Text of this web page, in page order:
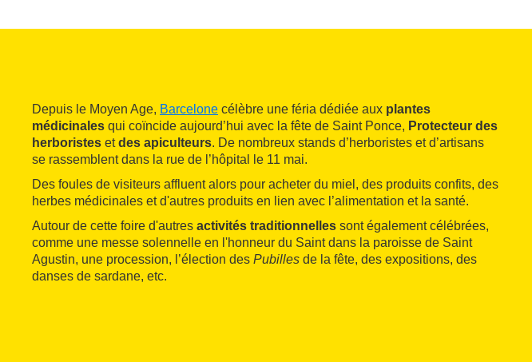
Depuis le Moyen Age, Barcelone célèbre une féria dédiée aux plantes
médicinales qui coïncide aujourd’hui avec la fête de Saint Ponce, Protecteur des
herboristes etdes apiculteurs. De nombreux stands d’herboristes et d’artisans
se rassemblent dans la rue de l’hôpital le 11 mai.
Des foules de visiteurs affluent alors pour acheter du miel, des produits confits, des
herbes médicinales et d'autres produits en lien avec l’alimentation et la santé.
Autour de cette foire d'autres activités traditionnelles sont également célébrées,
comme une messe solennelle en l'honneur du Saint dans la paroisse de Saint
Agustin, une procession, l’élection des Pubilles de la fête, des expositions, des
danses de sardane, etc.